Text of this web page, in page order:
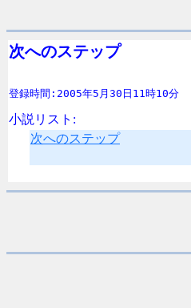
次へのステップ
登録時間:2005年5月30日11時10分
小説リスト:
次へのステップ